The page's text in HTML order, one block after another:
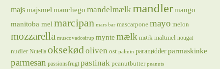
majsmajsmel manchego mandelmælkmandler mango
manitoba mel marcipan mars bar mascarpone mayo melon
mozzarella muscovadosirup mynte mælk mørk maltmel nougat
nudler Nutella oksekødoliven ost palmin paranødder parmaskinke
parmesan passionsfrugt pastinak peanutbutter peanuts